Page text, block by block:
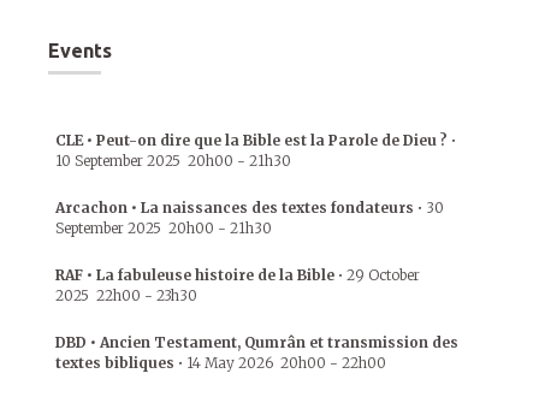
Events
CLE • Peut-on dire que la Bible est la Parole de Dieu ? •
10 September 2025 20h00 - 21h30
Arcachon • La naissances des textes fondateurs • 30
September 2025 20h00 - 21h30
RAF • La fabuleuse histoire de la Bible • 29 October
2025 22h00 - 23h30
DBD • Ancien Testament, Qumrân et transmission des
textes bibliques • 14 May 2026 20h00 - 22h00